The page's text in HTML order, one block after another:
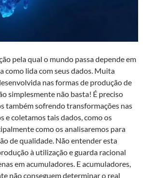
pela qual o mundo passa depende em
como lida com seus dados. Muita
nas formas de produção de
simplesmente não basta! É preciso
também sofrendo transformações nas
e coletamos tais dados, como os
como os analisaremos para
de qualidade. Não entender esta
à utilização e guarda racional
em acumuladores. E acumuladores,
não conseguem determinar o real